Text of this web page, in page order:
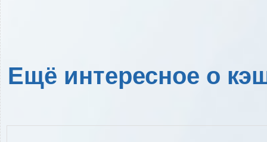
Ещё интересное о